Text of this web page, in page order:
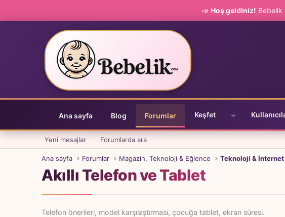
📣 Hoş geldiniz! Bebelik
Ana sayfa Blog Forumlar Keşfet
Yeni mesajlar Forumlarda ara
Ana sayfa Forumlar Magazin, Teknoloji & Eğlence Teknoloji & İnternet
Akıllı Telefon ve Tablet
Telefon önerileri, model karşılaştırması, çocuğa tablet, ekran süresi.